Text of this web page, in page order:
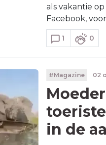
als vakantie
Facebook,
1 0
#Magazine 02
in de